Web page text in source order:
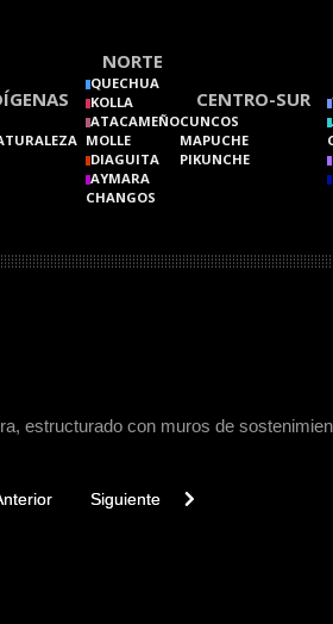
NORTE
QUECHUA
KOLLA
ATACAMEÑO
MOLLE
DIAGUITA
AYMARA
CHANGOS
CENTRO-SUR
CUNCOS
MAPUCHE
PIKUNCHE
estructurado con muros de
article: TeushkenkNext article: Tembetá
Siguiente